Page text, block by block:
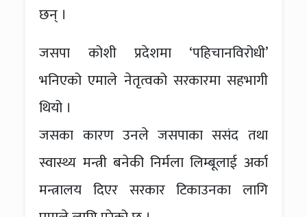
छन् ।
जसपा कोशी प्रदेशमा ‘पहिचानविरोधी’
भनिएको एमाले नेतृत्वको सरकारमा सहभागी
थियो ।
जसका कारण उनले जसपाका ससंद तथा
स्वास्थ्य मन्त्री बनेकी निर्मला लिम्बूलाई अर्का
मन्त्रालय दिएर सरकार टिकाउनका लागि